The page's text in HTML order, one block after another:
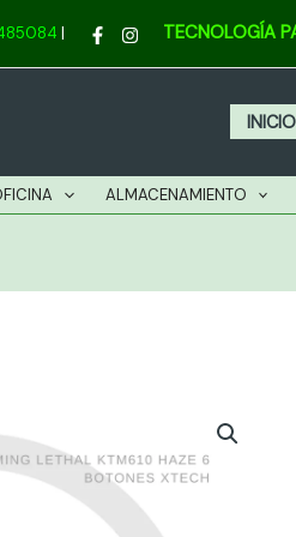
| TECNOLOGÍA
INICIO
ALMACENAMIENTO